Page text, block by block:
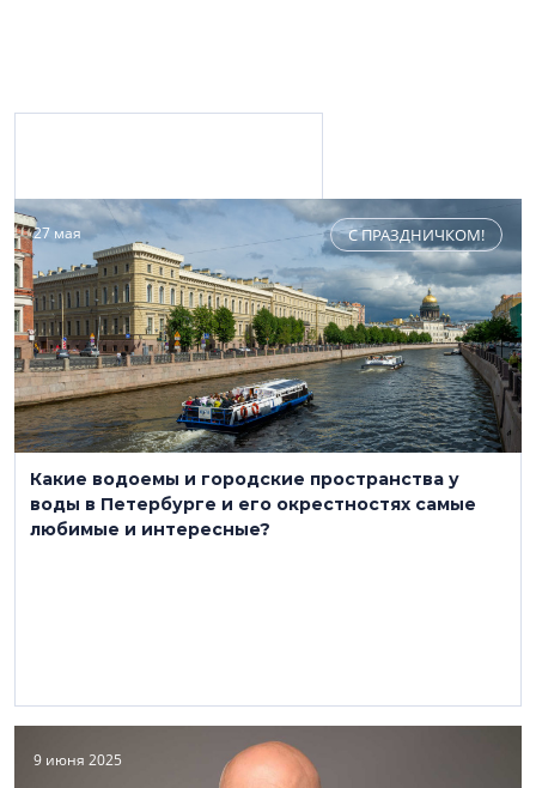
«УДС-Проект»
+7-812-660-69-18
Транспортное строительство
27 мая С ПРАЗДНИЧКОМ!
Какие водоемы и городские пространства у
воды в Петербурге и его окрестностях самые
любимые и интересные?
9 июня 2025